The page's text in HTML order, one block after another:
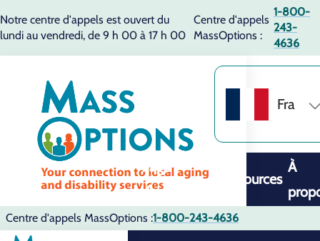
Notre centre d'appels est ouvert du
lundi au vendredi, de 9 h 00 à 17 h 00
Centre d'appels
MassOptions :
1-800-
243-
4636
Fra
Page
d'accueil
Ressources
À
Centre d'appels MassOptions :1-800-243-4636